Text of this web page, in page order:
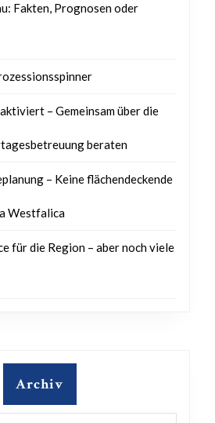
Fakten, Prognosen oder
– Gemeinsam über die
beraten
– Keine flächendeckende
Westfalica
für die Region – aber noch viele
Archiv